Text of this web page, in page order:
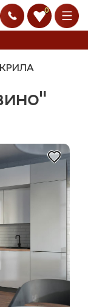
0